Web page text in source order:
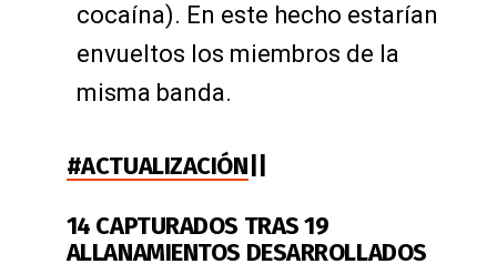
cocaína). En este hecho estarían
envueltos los miembros de la
misma banda.
#ACTUALIZACIÓN
14 CAPTURADOS TRAS 19
ALLANAMIENTOS DESARROLLADOS